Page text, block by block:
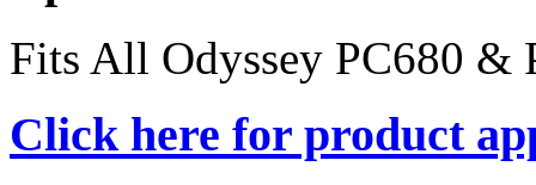
Fits All Odyssey PC680 &
Click here for product